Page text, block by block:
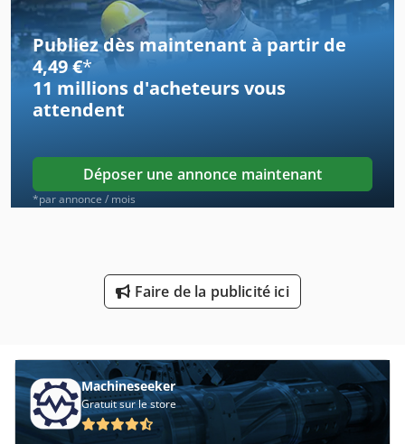
Chargeur De Côté
Chargeur De Côté Quatre Voies
Chargeur De Portique
Chargeur De Vis
Chargeur Pour Chariots Élévateurs
Chargeur Sur Roues
Chargeur Sur Roues Super Professionnel
Chargeur Sur Roues Tricera
Chargeuse Sur Chenilles
Chargeuse Sur Pneus
Publiez dès maintenant à partir de
4,49 €*
11 millions d'acheteursvous
attendent
Déposer une annonce maintenant
*par annonce / mois
Faire de la publicité ici
Machineseeker
Gratuit sur le store